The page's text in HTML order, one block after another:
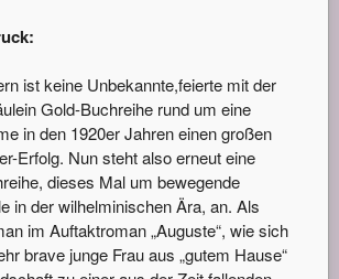
ist keine Unbekannte,feierte mit der
Gold-Buchreihe rund um eine
in den 1920er Jahren einen großen
Erfolg. Nun steht also erneut eine
dieses Mal um bewegende
in der wilhelminischen Ära, an. Als
im Auftaktroman „Auguste“, wie sich
brave junge Frau aus „gutem Hause“